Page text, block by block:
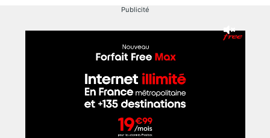
Publicité